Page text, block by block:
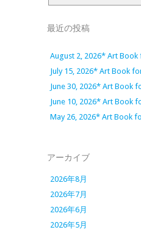
最近の投稿
August 2, 2026* Art Book
July 15, 2026* Art Book
June 30, 2026* Art Book
June 10, 2026* Art Book
May 26, 2026* Art Book
アーカイブ
2026年8月
2026年7月
2026年6月
2026年5月